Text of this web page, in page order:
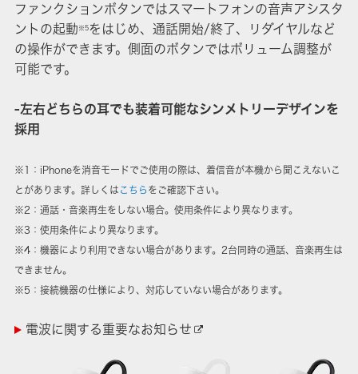
ファンクションボタンではスマートフォンの音声アシスタ
ントの起動 ※5をはじめ、通話開始/終了、リダイヤルなど
の操作ができます。側面のボタンではボリューム調整が
可能です。
-左右どちらの耳でも装着可能なシンメトリーデザインを
採用
※1：iPhoneを消音モードでご使用の際は、着信音が本機から聞こえないこ
とがあります。詳しくは こちら をご確認下さい。
※2：通話・音楽再生をしない場合。使用条件により異なります。
※3：使用条件により異なります。
※4：機器により利用できない場合があります。2台同時の通話、音楽再生は
できません。
※5：接続機器の仕様により、対応していない場合があります。
電波に関する重要なお知らせ